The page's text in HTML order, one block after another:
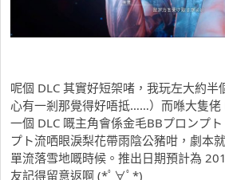
呢個 DLC 其實好短架啫，我玩左大約半
心有一剎那覺得好唔抵……）而喺大隻佬
一個 DLC 嘅主角會係金毛BBプロンプ
プト流哂眼淚梨花帶雨陰公豬咁，劇本
單流落雪地嘅時候。推出日期預計為
友記得留意返啊 (*ﾟ∀ﾟ*)